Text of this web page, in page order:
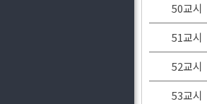
50교시
51교시
52교시
53교시